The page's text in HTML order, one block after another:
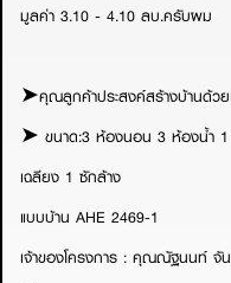
มูลค่า 3.10 - 4.10 ลบ.ครับผม
➤คุณลูกค้าประสงค์สร้างบ้านด้ว
➤ ขนาด:3 ห้องนอน 3 ห้องน้ำ
เฉลียง 1 ซักล้าง
แบบบ้าน AHE 2469-1
เจ้าของโครงการ : คุณณัฐนนท์ จั